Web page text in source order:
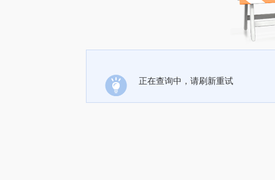
正在查询中，请刷新重试